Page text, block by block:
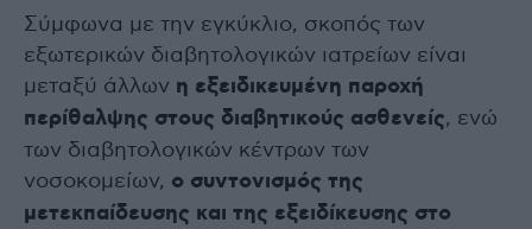
Σύμφωνα με την εγκύκλιο, σκοπός των
εξωτερικών διαβητολογικών ιατρείων είναι
μεταξύ άλλων η εξειδικευμένη παροχή
περίθαλψης στους διαβητικούς ασθενείς, ενώ
των διαβητολογικών κέντρων των
νοσοκομείων, ο συντονισμός της
μετεκπαίδευσης και της εξειδίκευσης στο